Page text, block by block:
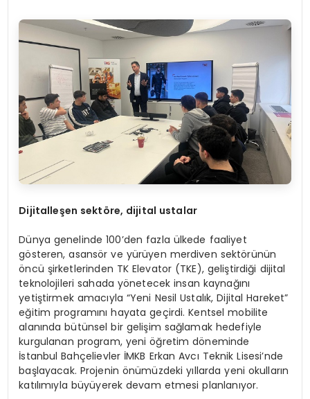
Dijitalleşen sektöre, dijital ustalar
Dünya genelinde 100’den fazla ülkede faaliyet
gösteren, asansör ve yürüyen merdiven sektörünün
öncü şirketlerinden TK Elevator (TKE), geliştirdiği dijital
teknolojileri sahada yönetecek insan kaynağını
yetiştirmek amacıyla “Yeni Nesil Ustalık, Dijital Hareket”
eğitim programını hayata geçirdi. Kentsel mobilite
alanında bütünsel bir gelişim sağlamak hedefiyle
kurgulanan program, yeni öğretim döneminde
İstanbul Bahçelievler İMKB Erkan Avcı Teknik Lisesi’nde
başlayacak. Projenin önümüzdeki yıllarda yeni okulların
katılımıyla büyüyerek devam etmesi planlanıyor.